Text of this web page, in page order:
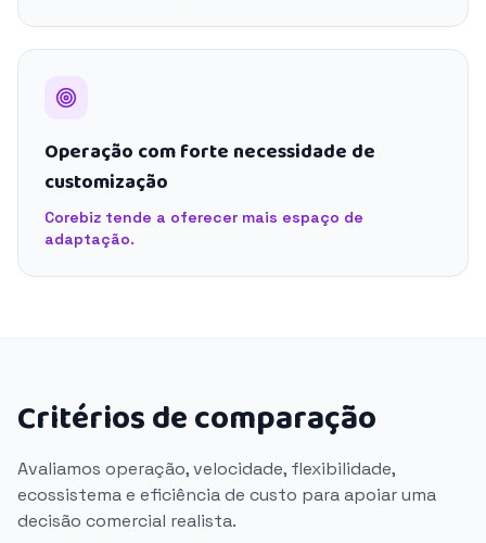
Operação com forte necessidade de
customização
Corebiz tende a oferecer mais espaço de
adaptação.
Critérios de comparação
Avaliamos operação, velocidade, flexibilidade,
ecossistema e eficiência de custo para apoiar uma
decisão comercial realista.